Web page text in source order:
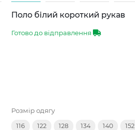
Поло білий короткий рукав
Готово до відправлення
Розмір одягу
116 122 128 134 140 152